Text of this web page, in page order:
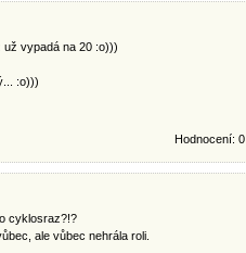
už vypadá na 20 :o)))
:o)))
Hodnocení: 0
cyklosraz?!?
ale vůbec nehrála roli.